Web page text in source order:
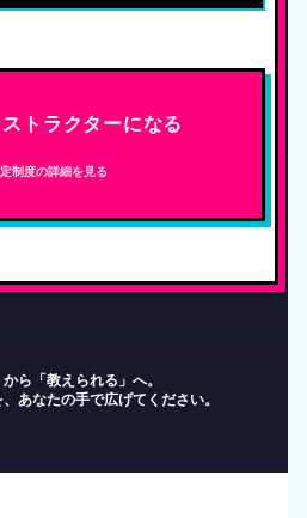
トラクターになる
制度の詳細を見る
から「教えられる」へ。
、あなたの手で広げてください。